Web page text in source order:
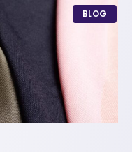
Penomoran Tidak
Natural Fiber, seperti
[…]
BLOG